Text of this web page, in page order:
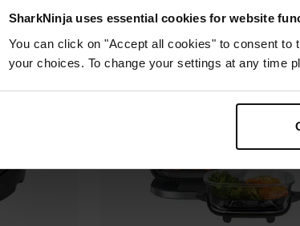
SharkNinja uses essential cookies for website
You can click on "Accept all cookies" to consent
your choices. To change your settings at any time